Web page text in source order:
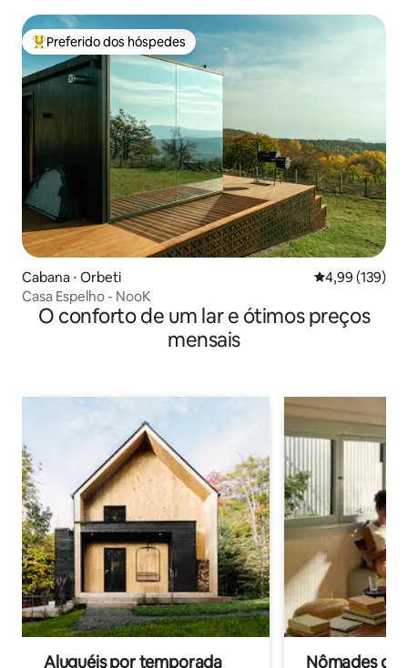
Entre os melhores preferidos dos hóspedes
Preferido dos hóspedes
Cabana ⋅ Orbeti 4,99 de uma
4,99 (139)
Casa Espelho - NooK
O conforto de um lar e ótimos preços
mensais
Aluguéis por temporada Nômades